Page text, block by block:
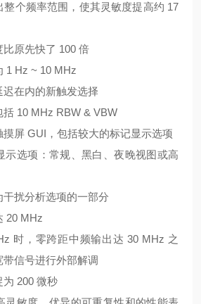
整个频率范围，使其灵敏度提高约 17
原先快了 100 倍
1 Hz ~ 10 MHz
在内的新触发选择
10 MHz RBW & VBW
屏 GUI，包括较大的标记显示选项
示选项：常规、黑白、夜晚视图或高
扰分析选项的一部分
20 MHz
时，零跨距中频输出达 30 MHz 之
信号进行外部解调
为 200 微秒